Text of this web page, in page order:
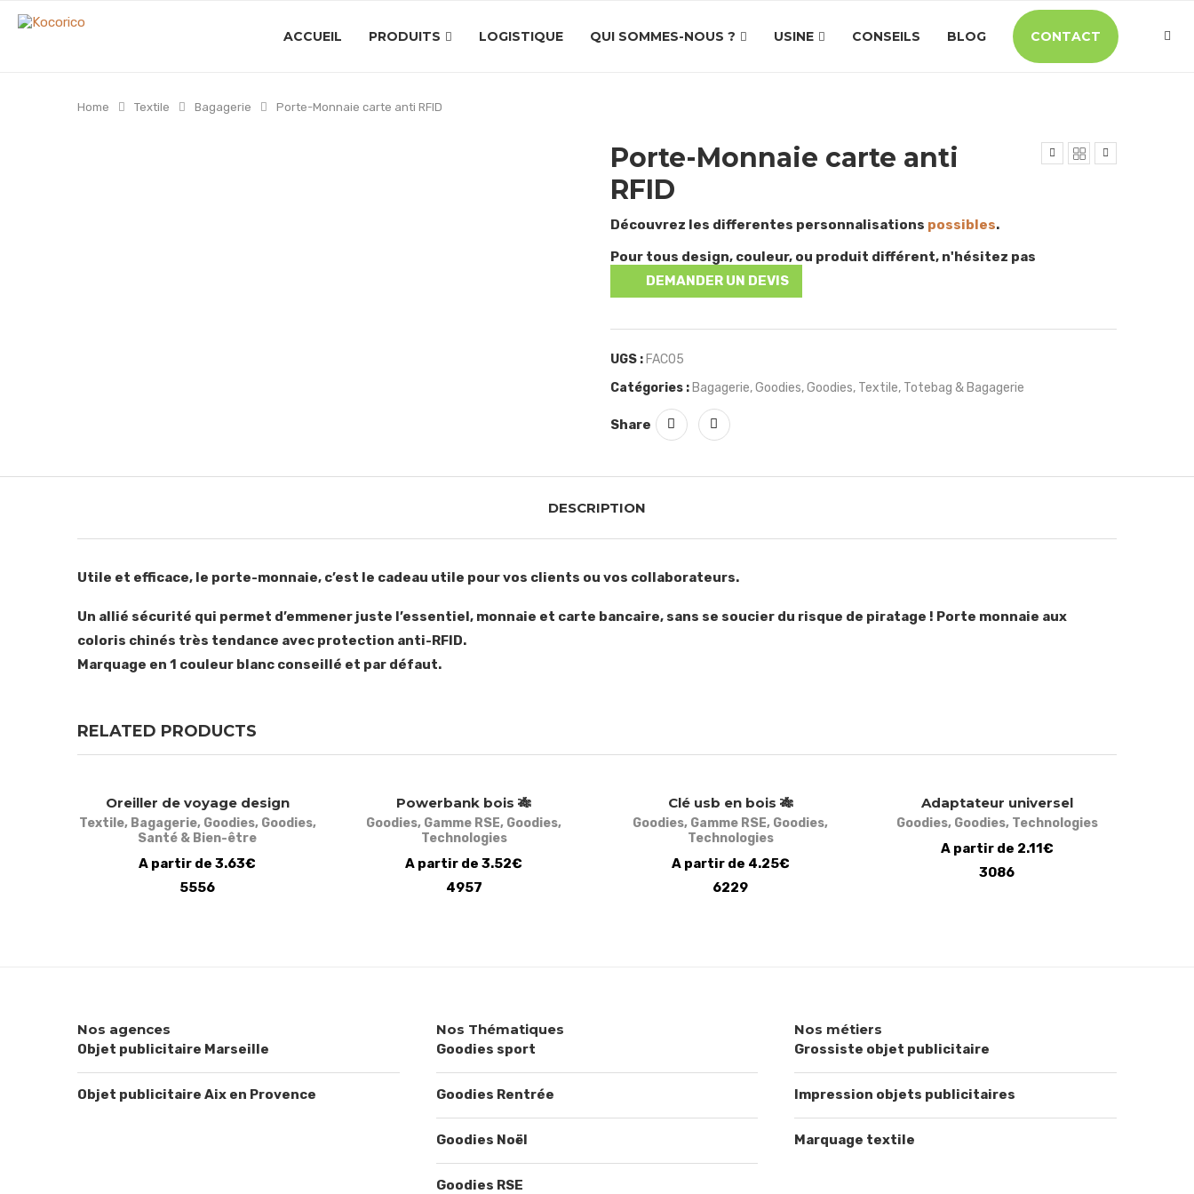
ACCUEIL PRODUITS LOGISTIQUE QUI SOMMES-NOUS ? USINE CONSEILS BLOG CONTACT
Home Textile Bagagerie Porte-Monnaie carte anti RFID
Porte-Monnaie carte anti
RFID
Découvrez les differentes personnalisations possibles.
Pour tous design, couleur, ou produit différent, n'hésitez pas
DEMANDER UN DEVIS
UGS : FAC05
Catégories : Bagagerie,Goodies,Goodies, Textile, Totebag & Bagagerie
Share
DESCRIPTION
Utile et efficace, le porte-monnaie, c’est le cadeau utile pour vos clients ou vos collaborateurs.
Un allié sécurité qui permet d’emmener juste l’essentiel, monnaie et carte bancaire, sans se soucier du risque de piratage ! Porte monnaie aux
coloris chinés très tendance avec protection anti-RFID.
Marquage en 1 couleur blanc conseillé et par défaut.
RELATED PRODUCTS
Oreiller de voyage design
Textile, Bagagerie, Goodies, Goodies,
Santé & Bien-être
A partir de 3.63€
5556
Powerbank bois 🎋
Goodies, Gamme RSE, Goodies,
Technologies
A partir de 3.52€
4957
Clé usb en bois 🎋
Goodies, Gamme RSE, Goodies,
Technologies
A partir de 4.25€
6229
Adaptateur universel
Goodies, Goodies, Technologies
A partir de 2.11€
3086
Nos agences
Objet publicitaire Marseille
Objet publicitaire Aix en Provence
Nos Thématiques
Goodies sport
Goodies Rentrée
Goodies Noël
Goodies RSE
Nos métiers
Grossiste objet publicitaire
Impression objets publicitaires
Marquage textile